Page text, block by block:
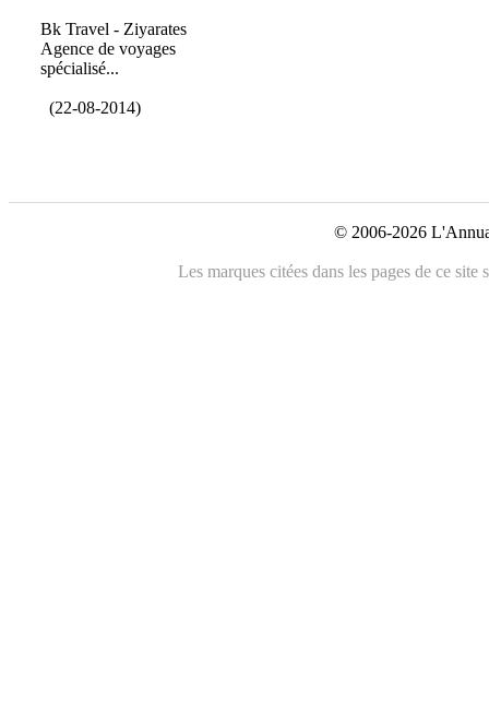
Bk Travel - Ziyarates
Agence de voyages
spécialisé...
(22-08-2014)
© 2006-2026
Les marques citées dans les pages de ce